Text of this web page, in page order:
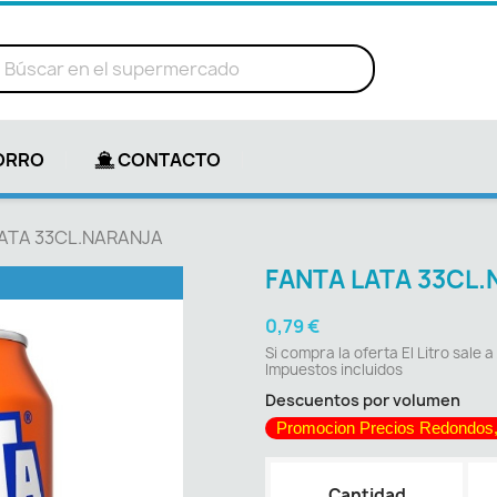
CONTACTO
33CL.NARANJA
FANTA LATA
0,79 €
Si compra la oferta El Litro sale
Impuestos incluidos
Descuentos por volumen
Promocion Precios